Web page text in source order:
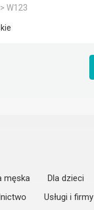
> W123
męska Dla dzieci
Usługi i firmy